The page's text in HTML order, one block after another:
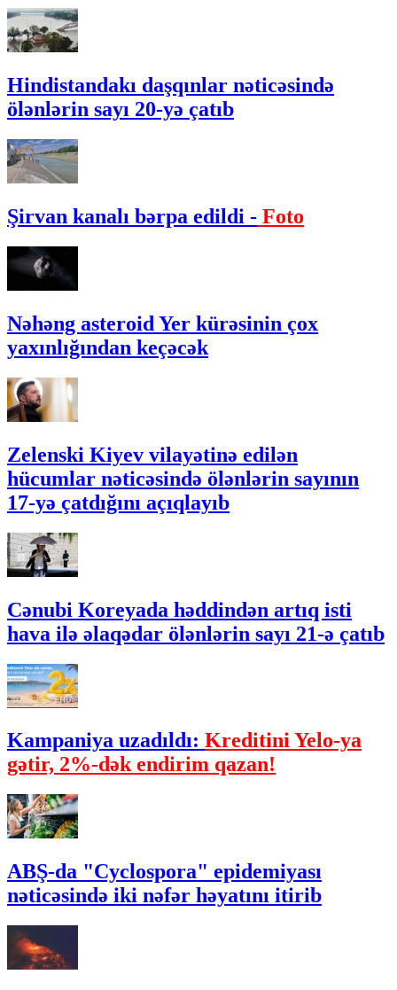
Hindistandakı daşqınlar nəticəsində
ölənlərin sayı 20-yə çatıb
Şirvan kanalı bərpa edildi - Foto
Nəhəng asteroid Yer kürəsinin çox
yaxınlığından keçəcək
Zelenski Kiyev vilayətinə edilən
hücumlar nəticəsində ölənlərin sayının
17-yə çatdığını açıqlayıb
Cənubi Koreyada həddindən artıq isti
hava ilə əlaqədar ölənlərin sayı 21-ə çatıb
Kampaniya uzadıldı: Kreditini Yelo-ya
gətir, 2%-dək endirim qazan!
ABŞ-da "Cyclospora" epidemiyası
nəticəsində iki nəfər həyatını itirib